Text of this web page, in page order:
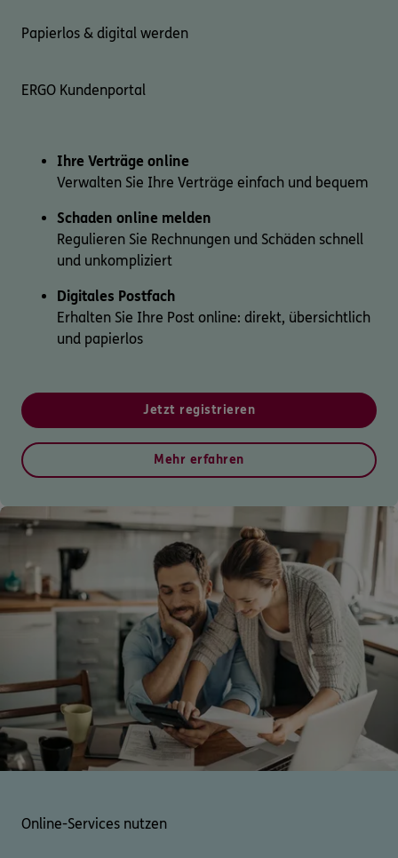
Bequem online oder telefonisch.
Kontakt
Meine Versicherungen
Sehen Sie auf einen Blick Ihre Versicherungen bei ERGO,
dem ERGO Rechtsschutz und der DKV.
Bequem online oder telefonisch.
Mo–Sa 7–20 Uhr (gebührenfrei)
ERGO Berater finden
Kundenportal Log-in
Papierlos & digital werden
ERGO Kundenportal
Ihre Verträge online
Verwalten Sie Ihre Verträge einfach und bequem
Schaden online melden
Regulieren Sie Rechnungen und Schäden schnell
und unkompliziert
Digitales Postfach
Erhalten Sie Ihre Post online: direkt, übersichtlich
und papierlos
Jetzt registrieren
Mehr erfahren
Online-Services nutzen